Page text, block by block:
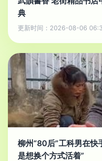
典
更新时间：2026-08-06
柳州“80后”工科男在快
是想换个方式活着”